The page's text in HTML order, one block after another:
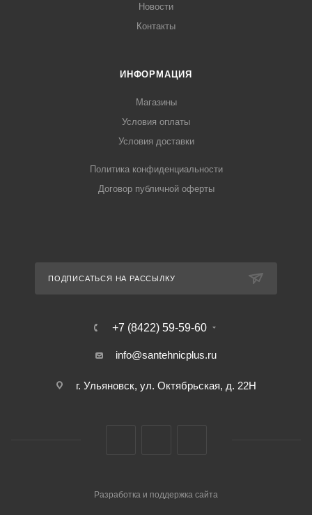
Новости
Контакты
ИНФОРМАЦИЯ
Магазины
Условия оплаты
Условия доставки
Политика конфиденциальности
Договор публичной оферты
ПОДПИСАТЬСЯ НА РАССЫЛКУ
+7 (8422) 59-59-60
info@santehnicplus.ru
г. Ульяновск, ул. Октябрьская, д. 22Н
Разработка и поддержка сайта